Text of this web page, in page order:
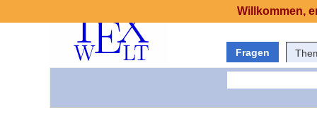
Fragen
Willkommen,